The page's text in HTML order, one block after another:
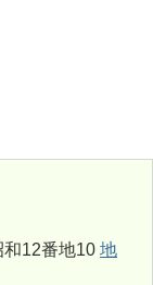
12番地10 地